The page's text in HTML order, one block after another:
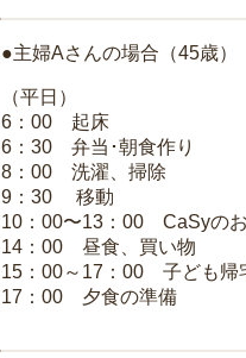
●主婦Aさんの場合（45歳）
（平日）
6：00 起床
6：30 弁当･朝食作り
8：00 洗濯、掃除
9：30 移動
10：00〜13：00 CaSyの
14：00 昼食、買い物
15：00～17：00 子ども帰
17：00 夕食の準備